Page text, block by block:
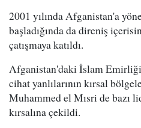
2001 yılında Afganistan'a
başladığında da direniş
çatışmaya katıldı.
Afganistan'daki İslam
cihat yanlılarının kırsal
Muhammed el Mısri de bazı
kırsalına çekildi.